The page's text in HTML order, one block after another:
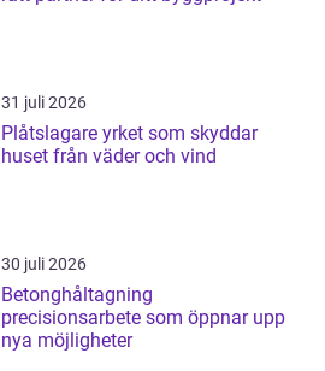
31 juli 2026
Plåtslagare yrket som skyddar
huset från väder och vind
30 juli 2026
Betonghåltagning
precisionsarbete som öppnar upp
nya möjligheter